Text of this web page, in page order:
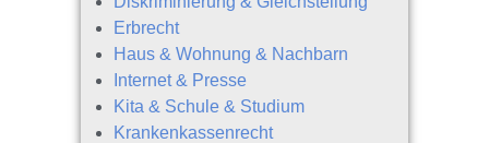
Erbrecht
Haus & Wohnung & Nachbarn
Internet & Presse
Kita & Schule & Studium
Krankenkassenrecht